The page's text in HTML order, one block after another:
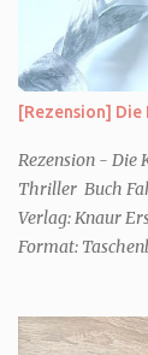
gutes Essen,
dazu. Ihr liebt
einfach jeden
Hier empfehle
ihr dann bessere
einem frisch-
“ Sommer Flirt ...
[Rezension] Die
Rezension - Die
Thriller Buch
Verlag: Knaur
Format:
was wirklich